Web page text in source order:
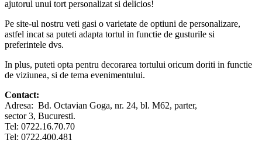
ajutorul unui tort personalizat si delicios!
Pe site-ul nostru veti gasi o varietate de optiuni de personalizare,
astfel incat sa puteti adapta tortul in functie de gusturile si
preferintele dvs.
In plus, puteti opta pentru decorarea tortului oricum doriti in functie
de viziunea, si de tema evenimentului.
Contact:
Adresa: Bd. Octavian Goga, nr. 24, bl. M62, parter,
sector 3, Bucuresti.
Tel: 0722.16.70.70
Tel: 0722.400.481